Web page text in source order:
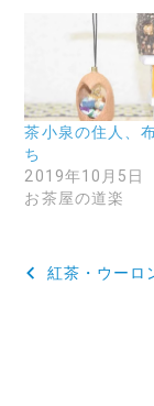
茶小泉の住人、
ち
2019年10月5日
お茶屋の道楽
投
紅茶・ウーロ